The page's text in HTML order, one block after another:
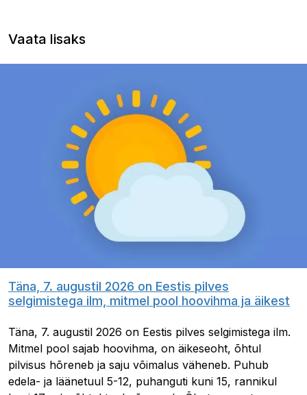
Vaata lisaks
Täna, 7. augustil 2026 on Eestis pilves
selgimistega ilm, mitmel pool hoovihma ja äikest
Täna, 7. augustil 2026 on Eestis pilves selgimistega ilm.
Mitmel pool sajab hoovihma, on äikeseoht, õhtul
pilvisus hõreneb ja saju võimalus väheneb. Puhub
edela- ja läänetuul 5-12, puhanguti kuni 15, rannikul